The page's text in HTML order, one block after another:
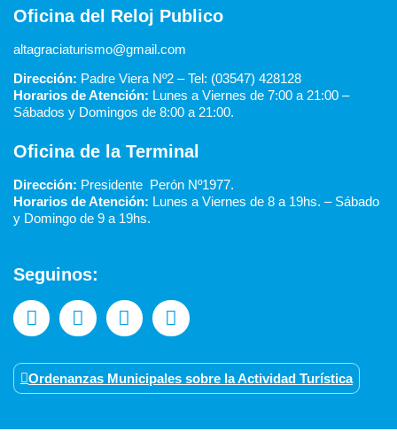
Oficina del Reloj Publico
altagraciaturismo@gmail.com
Dirección: Padre Viera Nº2 – Tel: (03547) 428128
Horarios de Atención: Lunes a Viernes de 7:00 a 21:00 –
Sábados y Domingos de 8:00 a 21:00.
Oficina de la Terminal
Dirección: Presidente Perón Nº1977.
Horarios de Atención: Lunes a Viernes de 8 a 19hs. – Sábado
y Domingo de 9 a 19hs.
Seguinos:
Ordenanzas Municipales sobre la Actividad Turística